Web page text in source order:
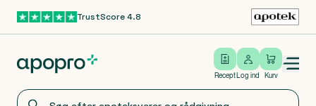
Gå til hovedindholdTrustScore 4.8
Recept
Log ind
Log ind Kurv
Open/close menu